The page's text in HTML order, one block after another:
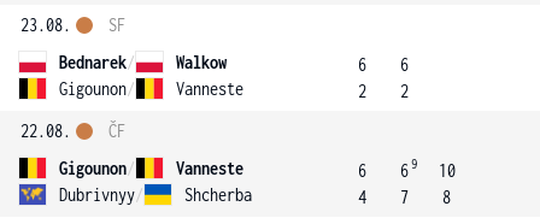
23.08.
Bednarek/
Walkow
Gigounon/ Vanneste
SF
6
2
6
2
22.08.
Gigounon/
Vanneste
Dubrivnyy/ Shcherba
ČF
6
4
69
7
10
8